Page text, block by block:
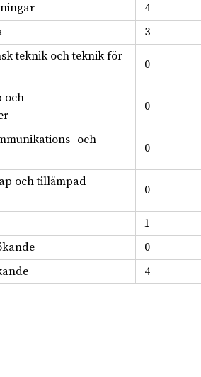
4
3
teknik och teknik för
0
och
0
och
0
och tillämpad
0
1
0
4